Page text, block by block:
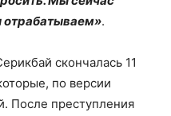
отрабатываем».
скончалась 11
по версии
После преступления